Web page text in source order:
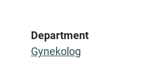
Department
Gynekolog